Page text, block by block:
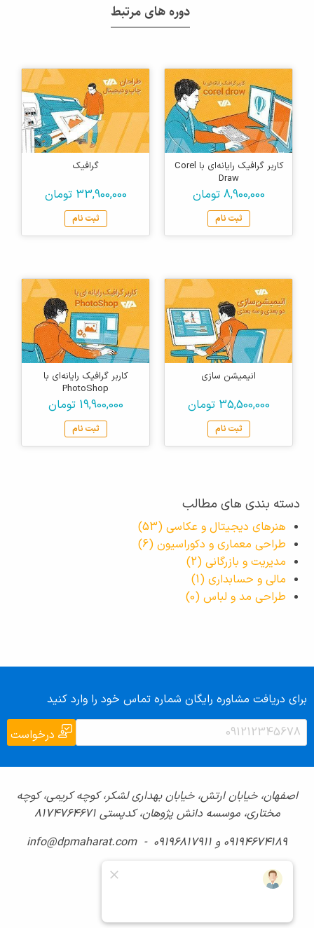
دوره های مرتبط
کاربر گرافیک رایانه‌ای با Corel
Draw
8,900,000 تومان
ثبت نام
گرافیک
33,900,000 تومان
ثبت نام
انیمیشن سازی
35,500,000 تومان
ثبت نام
کاربر گرافیک رایانه‌ای با
PhotoShop
19,900,000 تومان
ثبت نام
دسته بندی های مطالب
هنرهای دیجیتال و عکاسی (53)
طراحی معماری و دکوراسیون (6)
مدیریت و بازرگانی (2)
مالی و حسابداری (1)
طراحی مد و لباس (0)
برای دریافت مشاوره رایگان شماره تماس خود را وارد کنید
اصفهان، خیابان ارتش، خیابان بهداری لشکر، کوچه کریمی، کوچه
مختاری، موسسه دانش پژوهان، کدپستی ۸۱۷۴۷۶۴۶۷۱
09194674189 و 09196817911 - info@dpmaharat.com